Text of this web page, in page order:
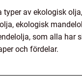
typer av ekologisk
ekologisk
som alla har
och fördelar.